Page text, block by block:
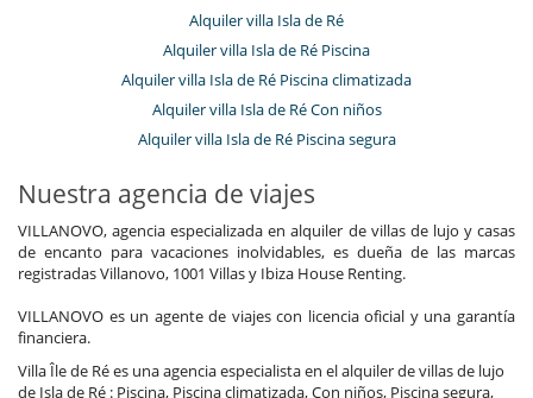
Alquiler villa Isla de Ré
Alquiler villa Isla de Ré Piscina
Alquiler villa Isla de Ré Piscina climatizada
Alquiler villa Isla de Ré Con niños
Alquiler villa Isla de Ré Piscina segura
Nuestra agencia de viajes
VILLANOVO, agencia especializada en alquiler de villas de lujo y casas
de encanto para vacaciones inolvidables, es dueña de las marcas
registradas Villanovo, 1001 Villas y Ibiza House Renting.
VILLANOVO es un agente de viajes con licencia oficial y una garantía
financiera.
Villa Île de Ré es una agencia especialista en el alquiler de villas de lujo
de Isla de Ré : Piscina, Piscina climatizada, Con niños, Piscina segura,